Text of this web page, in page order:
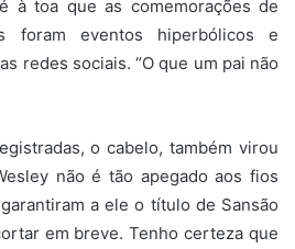
à toa que as comemorações de
foram eventos hiperbólicos e
redes sociais. “O que um pai não
o cabelo, também virou
não é tão apegado aos fios
a ele o título de Sansão
em breve. Tenho certeza que